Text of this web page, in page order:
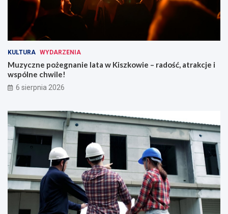
KULTURA WYDARZENIA
Muzyczne pożegnanie lata w Kiszkowie – radość, atrakcje i
wspólne chwile!
6 sierpnia 2026